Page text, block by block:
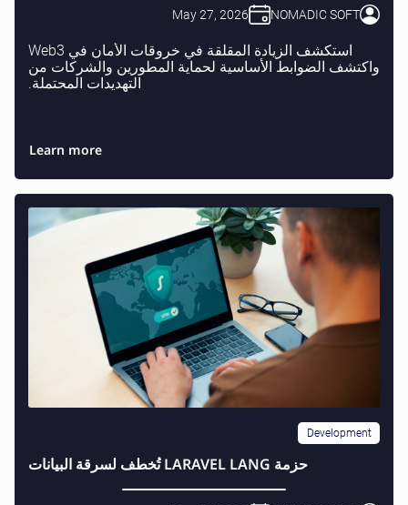
NOMADIC SOFT
May 27, 2026
استكشف الزيادة المقلقة في خروقات الأمان في Web3
واكتشف الضوابط الأساسية لحماية المطورين والشركات من
التهديدات المحتملة.
Learn more
Development
حزمة LARAVEL LANG تُخطف لسرقة البيانات